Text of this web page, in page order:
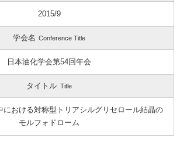
2015/9
学会名 Conference Title
日本油化学会第54回年会
タイトル Title
における対称型トリアシルグリセロール結晶の
モルフォドローム